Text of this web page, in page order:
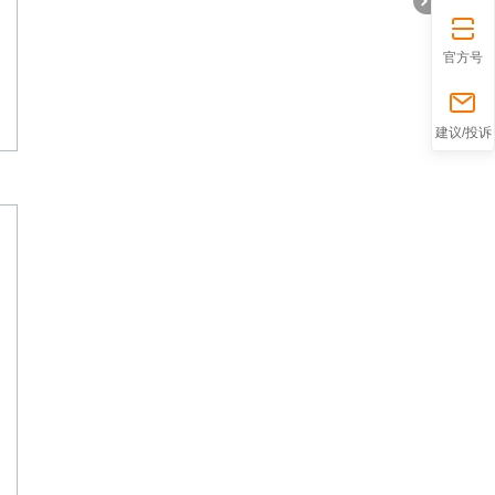
官方号
建议/投诉